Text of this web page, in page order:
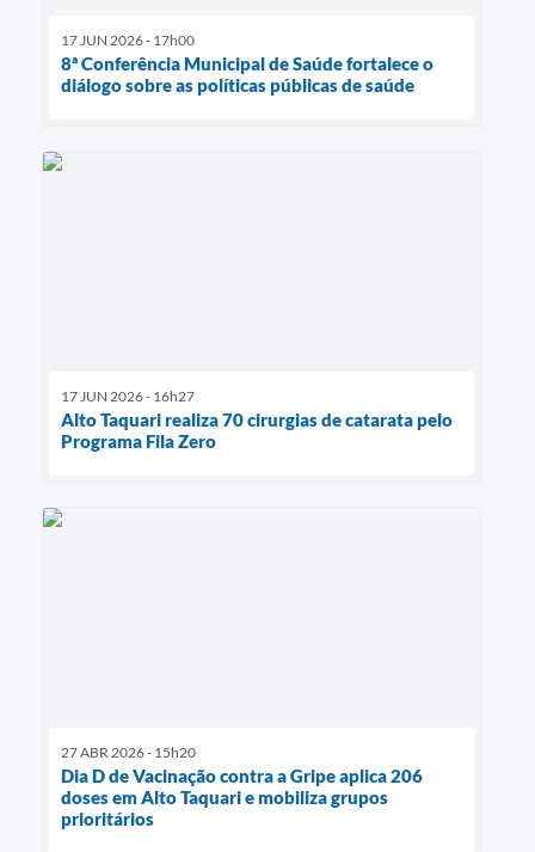
17 JUN 2026 - 17h00
8ª Conferência Municipal de Saúde fortalece o
diálogo sobre as políticas públicas de saúde
17 JUN 2026 - 16h27
Alto Taquari realiza 70 cirurgias de catarata pelo
Programa Fila Zero
27 ABR 2026 - 15h20
Dia D de Vacinação contra a Gripe aplica 206
doses em Alto Taquari e mobiliza grupos
prioritários